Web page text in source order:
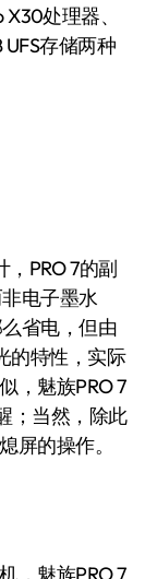
处理器、
存储两种
PRO 7的副
电子墨水
省电，但由
的特性，实际
，魅族PRO 7
；当然，除此
屏的操作。